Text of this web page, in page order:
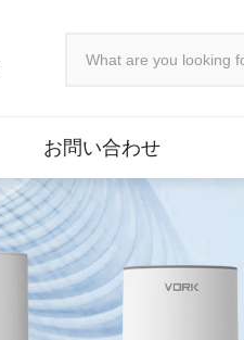
お問い合わせ